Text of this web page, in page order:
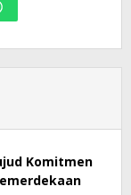
Komitmen